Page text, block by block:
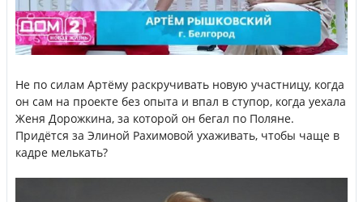
Не по силам Артёму раскручивать новую участницу, когда
он сам на проекте без опыта и впал в ступор, когда уехала
Женя Дорожкина, за которой он бегал по Поляне.
Придётся за Элиной Рахимовой ухаживать, чтобы чаще в
кадре мелькать?